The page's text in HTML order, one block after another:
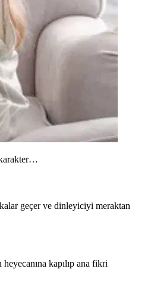
karakter…
geçer ve dinleyiciyi meraktan
kapılıp ana fikri